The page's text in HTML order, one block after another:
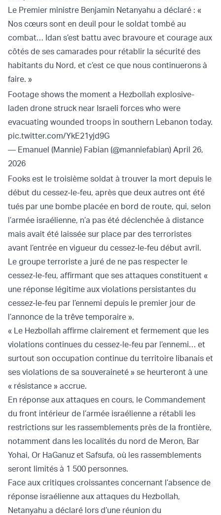
Le Premier ministre Benjamin Netanyahu a déclaré : «
Nos cœurs sont en deuil pour le soldat tombé au
combat… Idan s’est battu avec bravoure et courage aux
côtés de ses camarades pour rétablir la sécurité des
habitants du Nord, et c’est ce que nous continuerons à
faire. »
Footage shows the moment a Hezbollah explosive-
laden drone struck near Israeli forces who were
evacuating wounded troops in southern Lebanon today.
pic.twitter.com/YkE21yjd9G
— Emanuel (Mannie) Fabian (@manniefabian) April 26,
2026
Fooks est le troisième soldat à trouver la mort depuis le
début du cessez-le-feu, après que deux autres ont été
tués par une bombe placée en bord de route, qui, selon
l’armée israélienne, n’a pas été déclenchée à distance
mais avait été laissée sur place par des terroristes
avant l’entrée en vigueur du cessez-le-feu début avril.
Le groupe terroriste a juré de ne pas respecter le
cessez-le-feu, affirmant que ses attaques constituent «
une réponse légitime aux violations persistantes du
cessez-le-feu par l’ennemi depuis le premier jour de
l’annonce de la trêve temporaire ».
« Le Hezbollah affirme clairement et fermement que les
violations continues du cessez-le-feu par l’ennemi… et
surtout son occupation continue du territoire libanais et
ses violations de sa souveraineté » se heurteront à une
« résistance » accrue.
En réponse aux attaques en cours, le Commandement
du front intérieur de l’armée israélienne a rétabli les
restrictions sur les rassemblements près de la frontière,
notamment dans les localités du nord de Meron, Bar
Yohai, Or HaGanuz et Safsufa, où les rassemblements
seront limités à 1 500 personnes.
Face aux critiques croissantes concernant l’absence de
réponse israélienne aux attaques du Hezbollah,
Netanyahu a déclaré lors d’une réunion du